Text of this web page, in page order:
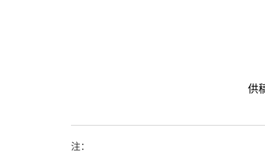
供
注：